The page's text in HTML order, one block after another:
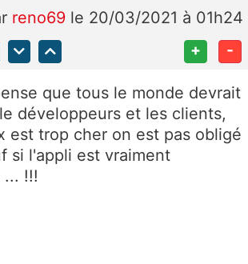
reno69 le 20/03/2021 à 01h24
+ -
que tous le monde devrait
développeurs et les clients,
est trop cher on est pas obligé
si l'appli est vraiment
... !!!